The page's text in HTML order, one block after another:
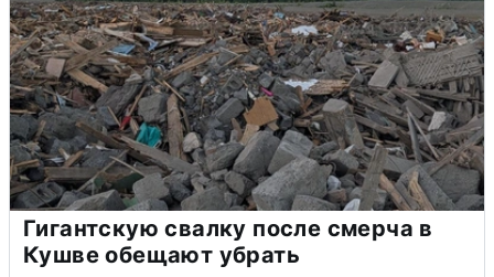
Гигантскую свалку после смерча в
Кушве обещают убрать